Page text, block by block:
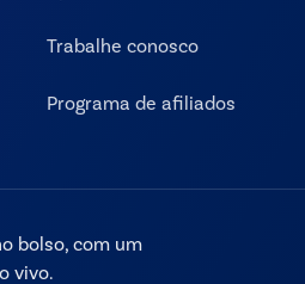
Trabalhe conosco
Programa de afiliados
bolso, com um
vivo.